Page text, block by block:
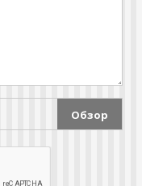
Обзор